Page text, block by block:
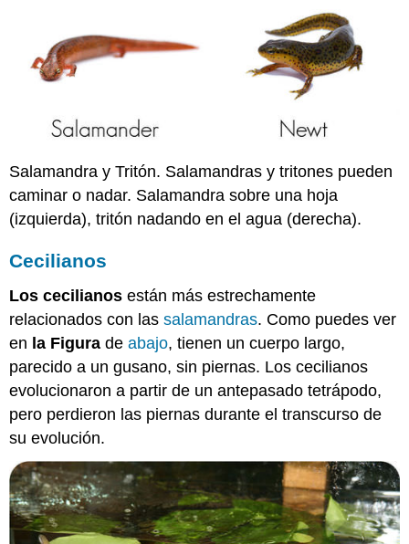
Salamandra y Tritón. Salamandras y tritones pueden
caminar o nadar. Salamandra sobre una hoja
(izquierda), tritón nadando en el agua (derecha).
Cecilianos
Los cecilianos están más estrechamente
relacionados con lassalamandras. Como puedes ver
en la Figura deabajo, tienen un cuerpo largo,
parecido a un gusano, sin piernas. Los cecilianos
evolucionaron a partir de un antepasado tetrápodo,
pero perdieron las piernas durante el transcurso de
su evolución.